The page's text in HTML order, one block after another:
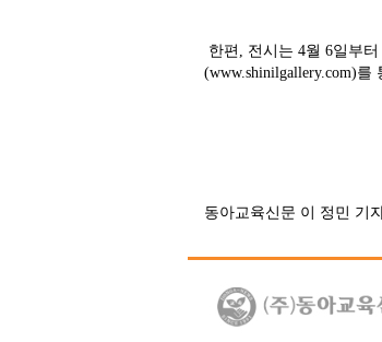
한편, 전시는 4월 6일부
(www.shinilgallery.com)를
동아교육신문 이 정민 기